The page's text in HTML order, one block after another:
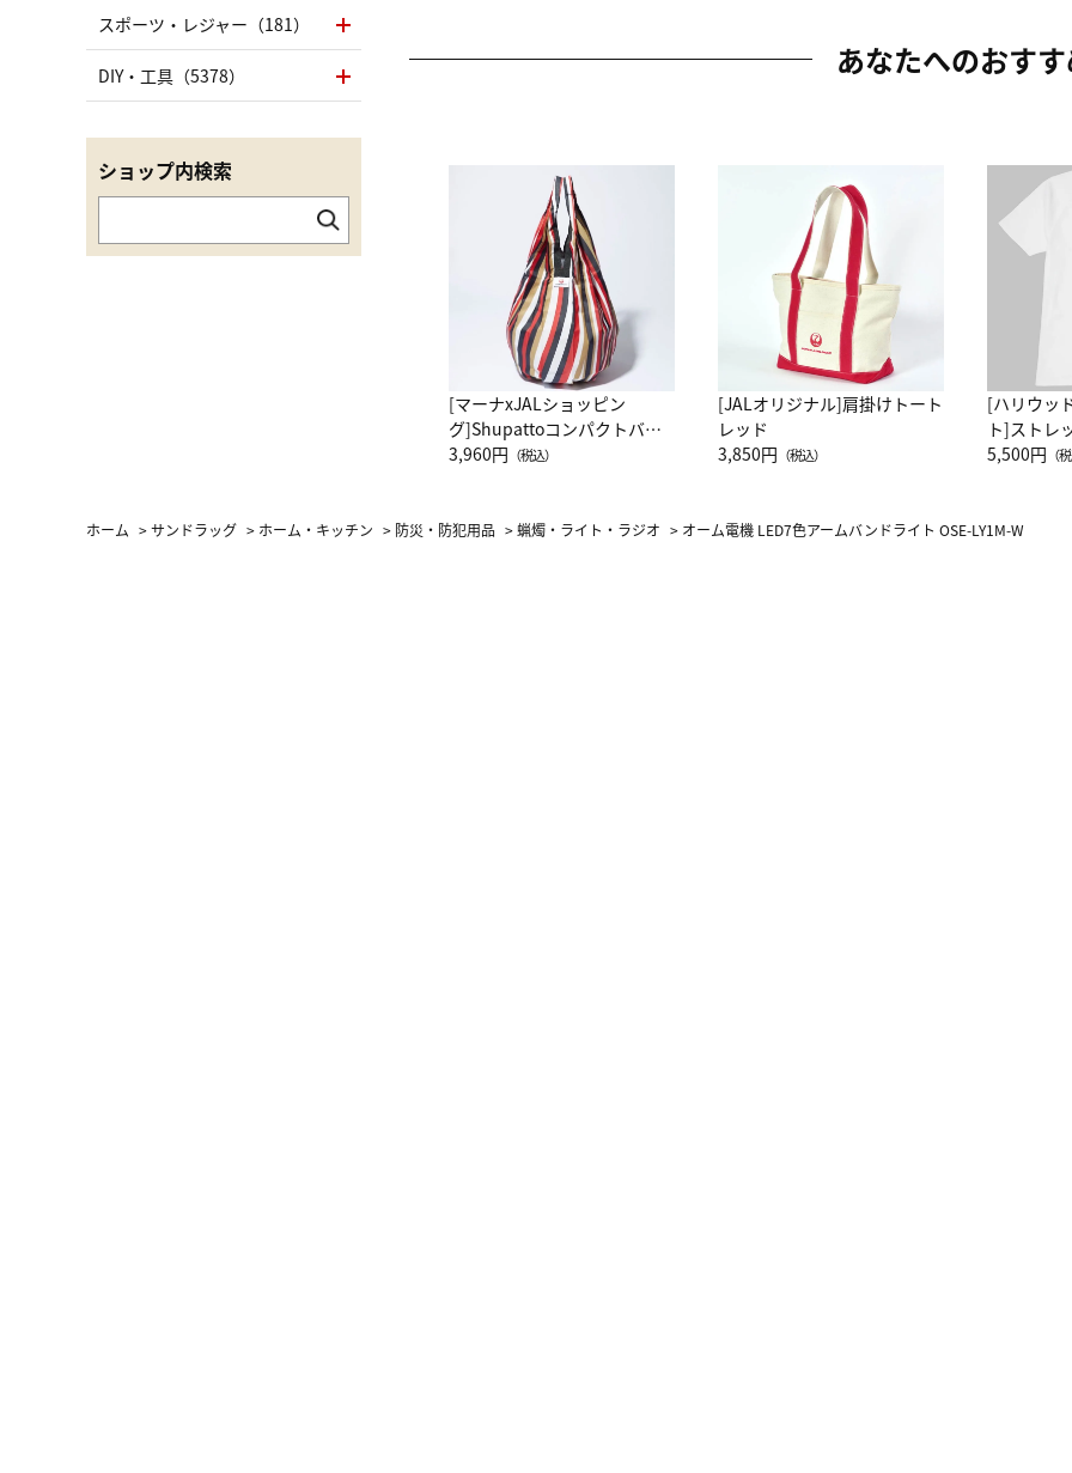
あなたへのおす
[マーナxJALショッピン
グ]Shupattoコンパクトバッ
グ Drop JAL客室乗務員
3,960円 （税込）
[JALオリジナル]肩掛けトート
レッド
3,850円 （税込）
[ハリウッ
ト]ストレ
ーネック
5,500円 （
スポーツ・レジャー（181）
DIY・工具（5378）
ショップ内検索
ホーム >サンドラッグ > ホーム・キッチン > 防災・防犯用品 >蝋燭・ライト・ラジオ > オーム電機 LED7色アームバンドライト OSE-LY1M-W